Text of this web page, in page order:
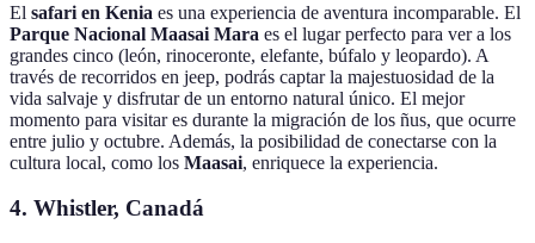
El safari en Kenia es una experiencia de aventura incomparable. El
Parque Nacional Maasai Mara es el lugar perfecto para ver a los
grandes cinco (león, rinoceronte, elefante, búfalo y leopardo). A
través de recorridos en jeep, podrás captar la majestuosidad de la
vida salvaje y disfrutar de un entorno natural único. El mejor
momento para visitar es durante la migración de los ñus, que ocurre
entre julio y octubre. Además, la posibilidad de conectarse con la
cultura local, como los Maasai, enriquece la experiencia.
4. Whistler, Canadá